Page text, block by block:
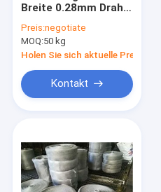
Breite 0.28mm Draht-
30mm besonders
angefertigt zur
Schädlingsbekämpfung
Preis:negotiate
MOQ:50 kg
Holen Sie sich aktuelle Preis
Kontakt